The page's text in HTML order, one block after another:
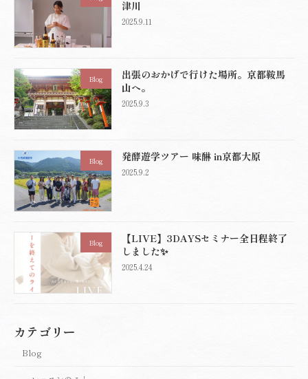
津川
2025.9.11
Blog
出張のおかげで行けた場所。京都鞍馬
山へ。
2025.9.3
Blog 発酵遊学ツアー 味醂 in京都大原
2025.9.2
Blog
【LIVE】3DAYSセミナー全日程終了
しました✨
2025.4.24
カテゴリー
Blog